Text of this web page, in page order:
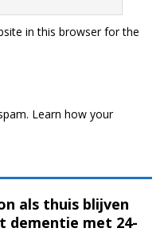
in this browser for the
Learn how your
als thuis blijven
dementie met 24-